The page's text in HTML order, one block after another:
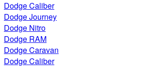
Dodge Caliber
Dodge Journey
Dodge Nitro
Dodge RAM
Dodge Caravan
Dodge Caliber